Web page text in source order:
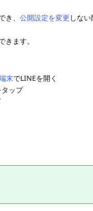
、 公開設定を変更 しな
ます。
末でLINEを開く
タップ